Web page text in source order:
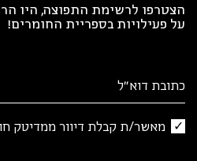
הצטרפו לרשימת התפוצה, היו
על פעילויות בספריית החומרים!
מאשר/ת קבלת דיוור ממדיטק